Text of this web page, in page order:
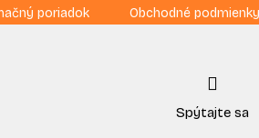
poriadok Obchodné podmienky